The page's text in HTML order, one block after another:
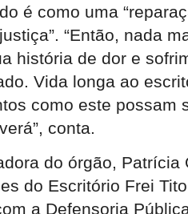
é como uma
“Então, nada
história de dor e
Vida longa ao
como este possam
conta.
do órgão, Patrícia
do Escritório Frei
a Defensoria